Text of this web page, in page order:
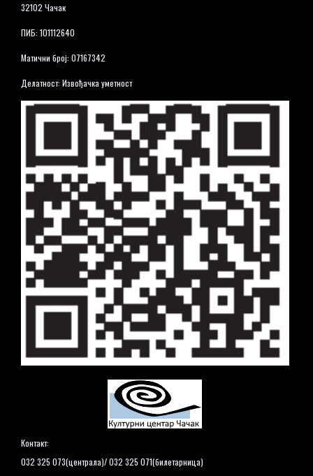
32102 Чачак
ПИБ: 101112640
Матични број: 07167342
Делатност: Извођачка уметност
Контакт:
032 325 073(централа)/ 032 325 071(билетарница)